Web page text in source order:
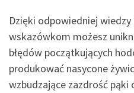
Dzięki odpowiedniej
wskazówkom możesz
błędów początkujących
produkować nasycone
wzbudzające zazdrość pąki